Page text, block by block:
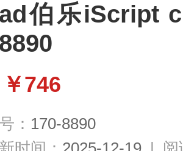
伯乐iScript
￥746
： 170-8890